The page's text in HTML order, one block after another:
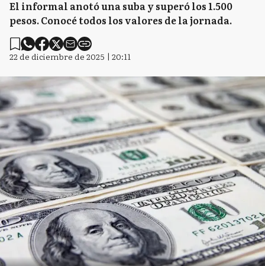
El informal anotó una suba y superó los 1.500
pesos. Conocé todos los valores de la jornada.
22 de diciembre de 2025 | 20:11